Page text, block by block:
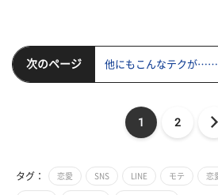
次のページ 他にもこんなテクが……
1 2
タグ： 恋愛 SNS LINE モテ 恋